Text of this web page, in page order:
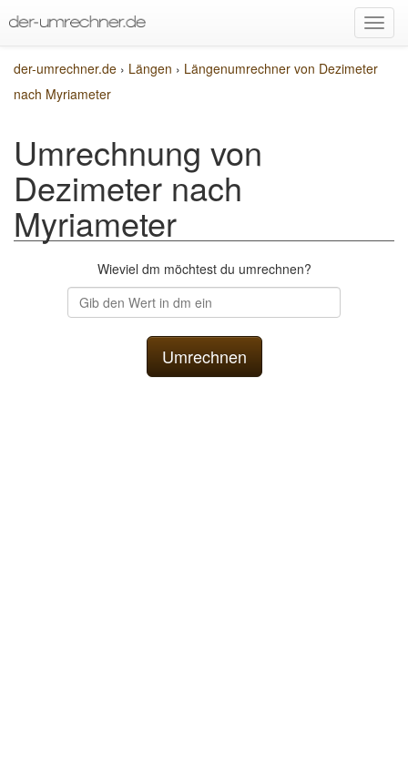
der-umrechner.de › Längen › Längenumrechner von Dezimeter
nach Myriameter
Umrechnung von
Dezimeter nach
Myriameter
Wieviel dm möchtest du umrechnen?